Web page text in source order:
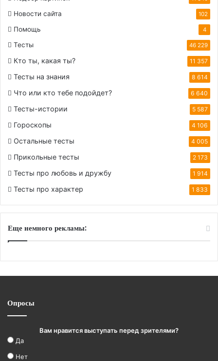
Новости сайта 102
Помощь 4
Тесты 46 229
Кто ты, какая ты? 11 357
Тесты на знания 8 614
Что или кто тебе подойдет? 6 640
Тесты-истории 5 587
Гороскопы 4 106
Остальные тесты 4 005
Прикольные тесты 2 173
Тесты про любовь и дружбу 1 914
Тесты про характер 1 833
Еще немного рекламы:
Опросы
Вам нравится выступать перед зрителями?
Да
Нет